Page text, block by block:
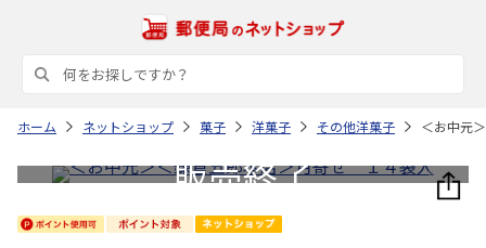
ホーム ネットショップ 菓子 洋菓子 その他洋菓子 ＜お中元